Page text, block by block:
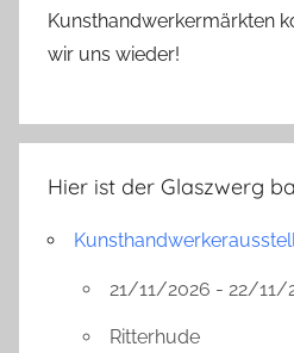
Kunsthandwerkermärkten
wir uns wieder!
Hier ist der Glaszwerg
21/11/2026 - 22/11/
Ritterhude